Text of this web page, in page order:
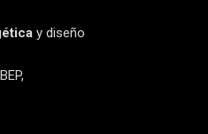
y diseño